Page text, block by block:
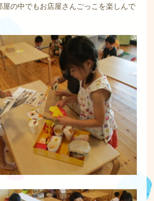
屋の中でもお店屋さんごっこを楽しんで